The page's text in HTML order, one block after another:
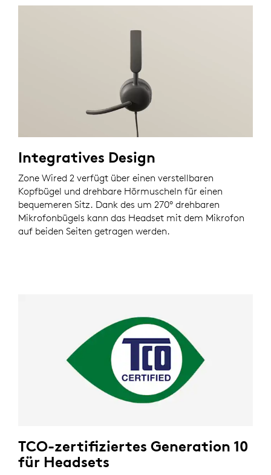
Integratives Design
Zone Wired 2 verfügt über einen verstellbaren
Kopfbügel und drehbare Hörmuscheln für einen
bequemeren Sitz. Dank des um 270° drehbaren
Mikrofonbügels kann das Headset mit dem Mikrofon
auf beiden Seiten getragen werden.
TCO-zertifiziertes Generation 10
für Headsets